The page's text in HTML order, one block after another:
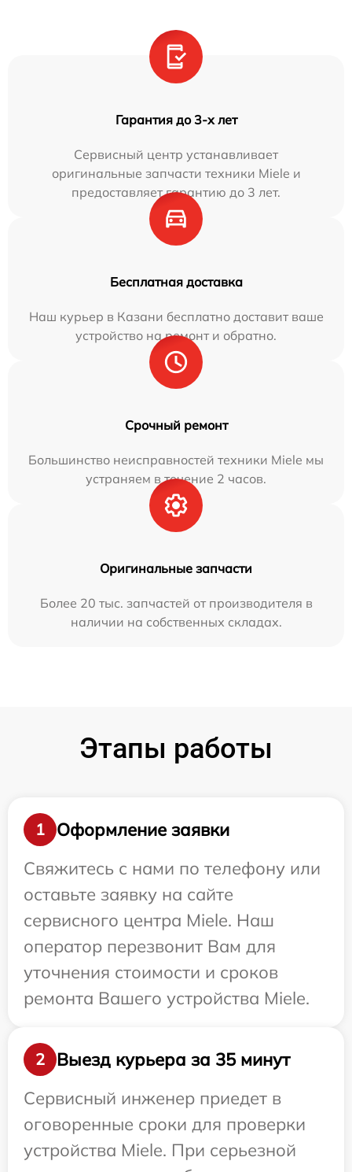
Гарантия до 3-х лет
Сервисный центр устанавливает
оригинальные запчасти техники Miele и
предоставляет гарантию до 3 лет.
Бесплатная доставка
Наш курьер в Казани бесплатно доставит ваше
устройство на ремонт и обратно.
Срочный ремонт
Большинство неисправностей техники Miele мы
устраняем в течение 2 часов.
Оригинальные запчасти
Более 20 тыс. запчастей от производителя в
наличии на собственных складах.
Этапы работы
1
Оформление заявки
Свяжитесь с нами по телефону или
оставьте заявку на сайте
сервисного центра Miele. Наш
оператор перезвонит Вам для
уточнения стоимости и сроков
ремонта Вашего устройства Miele.
2
Выезд курьера за 35 минут
Сервисный инженер приедет в
оговоренные сроки для проверки
устройства Miele. При серьезной